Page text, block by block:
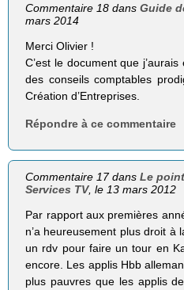
Commentaire 18 dansGuide
mars 2014
Merci Olivier !
C’est le document que
des conseils comptables
Création d’Entreprises.
Répondre à ce commentaire
Commentaire 17 dansLe
Services TV, le 13 mars 2012
Par rapport aux premières
n’a heureusement plus droit à
un rdv pour faire un tour en
encore. Les applis Hbb
plus pauvres que les applis